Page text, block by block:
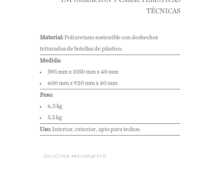
TÉCNICAS
Material:Poliuretano sostenible con deshechos
triturados de botellas de plástico.
Medida:
595 mm x 1050 mm x 40 mm
600 mm x 920 mm x 40 mm
Peso:
6,5 kg
5,5 kg
Uso:Interior, exterior, apto para techos.
SOLICITAR PRESUPUESTO